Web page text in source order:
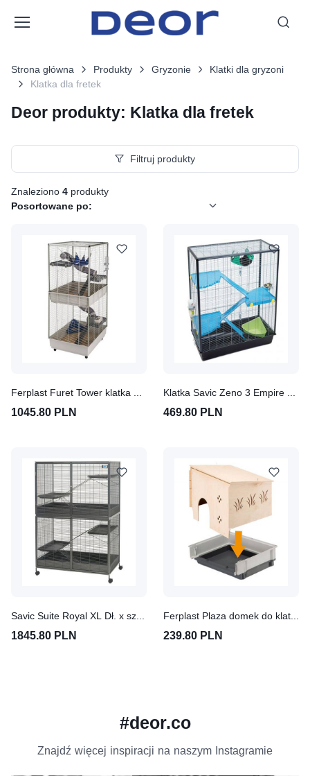
Strona główna Produkty Gryzonie
Klatki dla gryzoni
Klatka dla fretek
Deor produkty: Klatka dla fretek
Filtruj produkty
Znaleziono 4 produkty
Posortowane po:
1045.80 PLN 469.80 PLN
Savic Suite Royal XL Dł. x szer. x wys.: 115 x 67,5 x 153 cm
1845.80 PLN
Ferplast Plaza domek do klatki dla małych zwierząt Dł. x szer. x wys.: 42 x 60 x 50 cm
239.80 PLN
#deor.co
Znajdź więcej inspiracji na naszym Instagramie